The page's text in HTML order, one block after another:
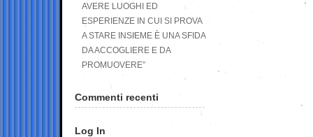
AVERE LUOGHI ED
ESPERIENZE IN CUI SI PROVA
A STARE INSIEME È UNA SFIDA
DA ACCOGLIERE E DA
PROMUOVERE”
Commenti recenti
Log In